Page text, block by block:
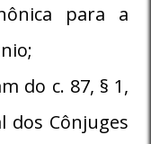
para a
do c. 87, § 1,
dos Cônjuges